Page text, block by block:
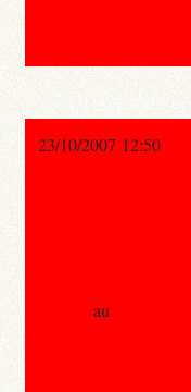
23/10/2007 12:50
au